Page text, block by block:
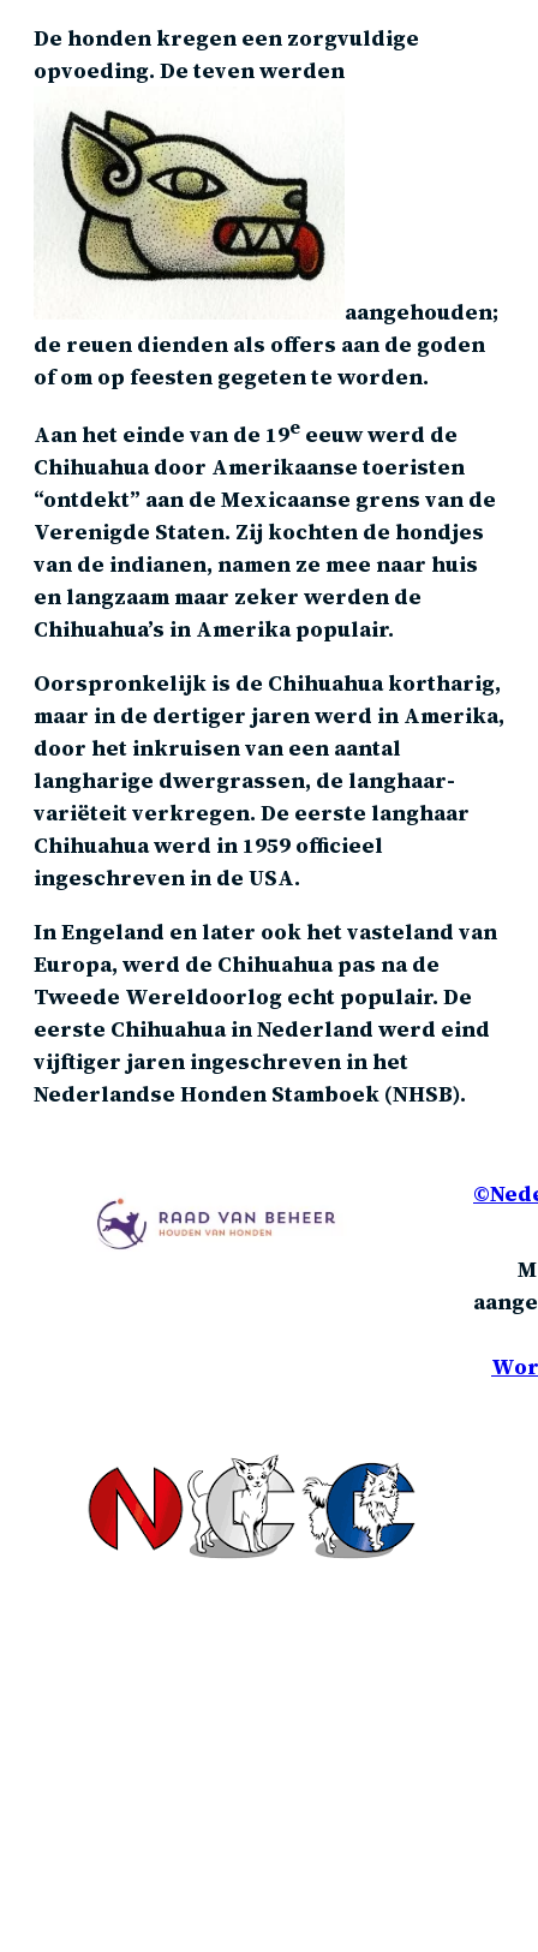
De honden kregen een zorgvuldige
opvoeding. De teven werden
aangehouden;
de reuen dienden als offers aan de goden
of om op feesten gegeten te worden.
Aan het einde van de 19e eeuw werd de
Chihuahua door Amerikaanse toeristen
“ontdekt” aan de Mexicaanse grens van de
Verenigde Staten. Zij kochten de hondjes
van de indianen, namen ze mee naar huis
en langzaam maar zeker werden de
Chihuahua’s in Amerika populair.
Oorspronkelijk is de Chihuahua kortharig,
maar in de dertiger jaren werd in Amerika,
door het inkruisen van een aantal
langharige dwergrassen, de langhaar-
variëteit verkregen. De eerste langhaar
Chihuahua werd in 1959 officieel
ingeschreven in de USA.
In Engeland en later ook het vasteland van
Europa, werd de Chihuahua pas na de
Tweede Wereldoorlog echt populair. De
eerste Chihuahua in Nederland werd eind
vijftiger jaren ingeschreven in het
Nederlandse Honden Stamboek (NHSB).